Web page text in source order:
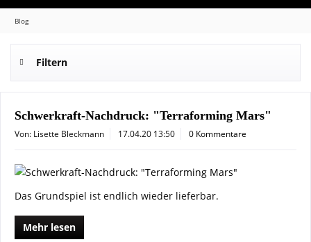
Blog
Filtern
Schwerkraft-Nachdruck: "Terraforming Mars"
Von: Lisette Bleckmann 17.04.20 13:50 0 Kommentare
Das Grundspiel ist endlich wieder lieferbar.
Mehr lesen